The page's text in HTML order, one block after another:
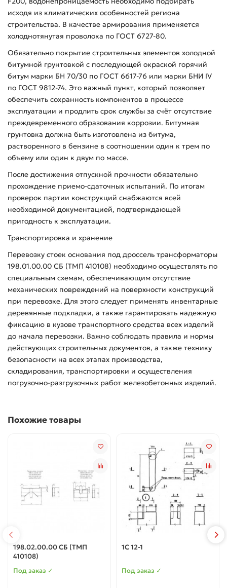
исходя из климатических особенностей региона
строительства. В качестве армирования применяется
холоднотянутая проволока по ГОСТ 6727-80.
Обязательно покрытие строительных элементов холодной
битумной грунтовкой с последующей окраской горячий
битум марки БН 70/30 по ГОСТ 6617-76 или марки БНИ IV
по ГОСТ 9812-74. Это важный пункт, который позволяет
обеспечить сохранность компонентов в процессе
эксплуатации и продлить срок службы за счёт отсутствие
преждевременного образования коррозии. Битумная
грунтовка должна быть изготовлена из битума,
растворенного в бензине в соотношении один к трем по
объему или один к двум по массе.
После достижения отпускной прочности обязательно
прохождение приемо-сдаточных испытаний. По итогам
проверок партии конструкций снабжаются всей
необходимой документацией, подтверждающей
пригодность к эксплуатации.
Транспортировка и хранение
Перевозку стоек основания под дроссель трансформаторы
198.01.00.00 СБ (ТМП 410108) необходимо осуществлять по
специальным схемам, обеспечивающим отсутствие
механических повреждений на поверхности конструкций
при перевозке. Для этого следует применять инвентарные
деревянные подкладки, а также гарантировать надежную
фиксацию в кузове транспортного средства всех изделий
до начала перевозки. Важно соблюдать правила и нормы
действующих строительных документов, а также технику
безопасности на всех этапах производства,
складирования, транспортировки и осуществления
погрузочно-разгрузочных работ железобетонных изделий.
Похожие товары
198.02.00.00 СБ (ТМП
410108)
Под заказ ✓
1С 12-1
Под заказ ✓